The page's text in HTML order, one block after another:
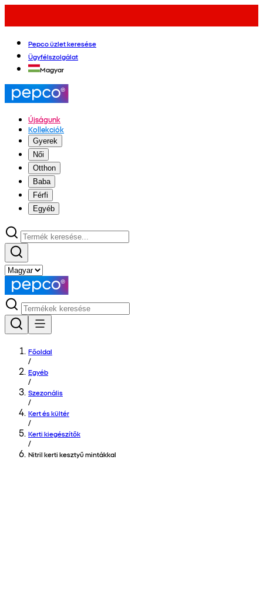
Pepco üzlet keresése
Ügyfélszolgálat
Magyar
Újságunk
Kollekciók
Gyerek
Női
Otthon
Baba
Férfi
Egyéb
Főoldal
/
Egyéb
/
Szezonális
/
Kert és kültér
/
Kerti kiegészítők
/
Nitril kerti kesztyű mintákkal